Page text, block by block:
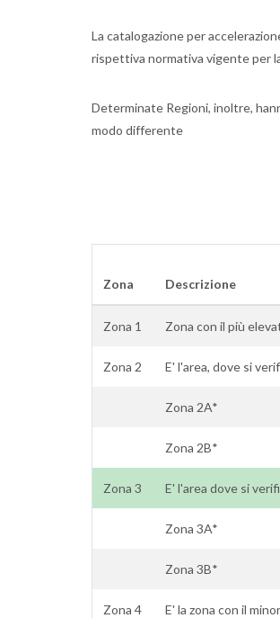
La catalogazione per
rispettiva normativa vigente per
Determinate Regioni, inoltre,
modo differente
Zona Descrizione
Zona 1 Zona con il più
Zona 2 E' l'area, dove si
Zona 2A*
Zona 2B*
Zona 3 E' l'area dove si
Zona 3A*
Zona 3B*
Zona 4 E' la zona con il